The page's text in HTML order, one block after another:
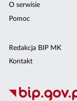
O serwisie
Pomoc
Redakcja BIP MK
Kontakt